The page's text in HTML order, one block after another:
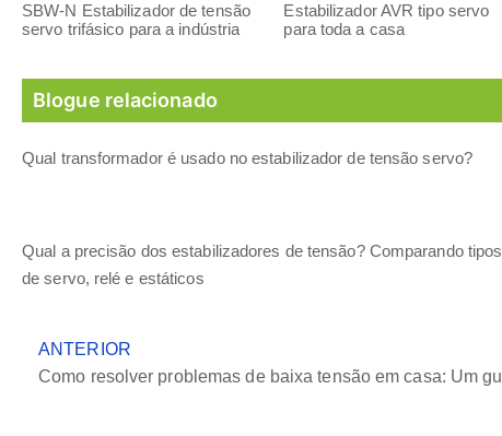
SBW-N Estabilizador de tensão
servo trifásico para a indústria
Estabilizador AVR tipo servo
para toda a casa
Blogue relacionado
Qual transformador é usado no estabilizador de tensão servo?
Qual a precisão dos estabilizadores de tensão? Comparando tipos
de servo, relé e estáticos
ANTERIOR